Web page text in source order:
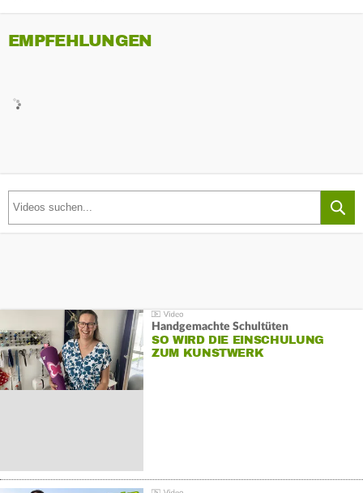
EMPFEHLUNGEN
Handgemachte Schultüten
SO WIRD DIE EINSCHULUNG
ZUM KUNSTWERK